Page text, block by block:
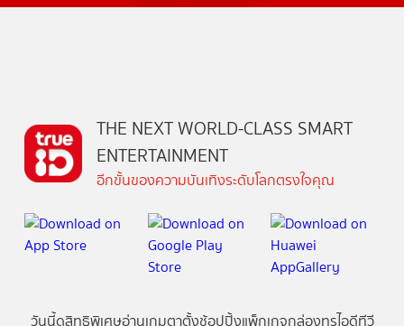
THE NEXT WORLD-CLASS SMART
ENTERTAINMENT
อีกขั้นของความบันเทิงระดับโลกตรงใจคุณ
วันนี้ดูสิทธิพิเศษอ่านเกมตาตั้งช้อปปิ้งแพ็กเกจกล่องทรูไอดีทีวี